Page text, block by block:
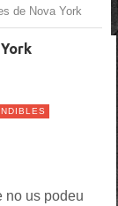
de Nova York
no us podeu